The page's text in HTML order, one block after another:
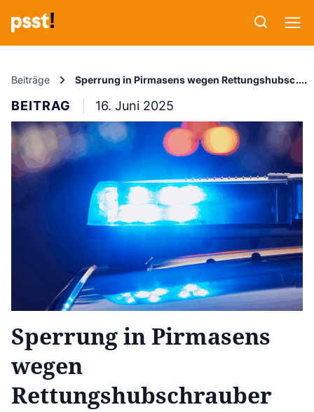
Beiträge Sperrung in Pirmasens wegen
BEITRAG 16. Juni 2025
Sperrung in Pirmasens
wegen
Rettungshubschrauber